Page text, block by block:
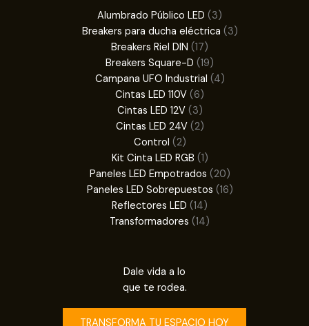
Alumbrado Público LED 33
productos
Breakers para ducha eléctrica 33
Breakers Riel DIN 1717
productos
Breakers Square-D 1919
productos
Campana UFO Industrial 44
Cintas LED 110V 66
productos
Cintas LED 12V 33
productos
Cintas LED 24V 22
Control 22
productos
Kit Cinta LED RGB 11
producto
Paneles LED Empotrados 2020
productos
Paneles LED Sobrepuestos 1616
Reflectores LED 1414
productos
Transformadores 1414
Dale vida a lo
que te rodea.
TRANSFORMA TU ESPACIO HOY